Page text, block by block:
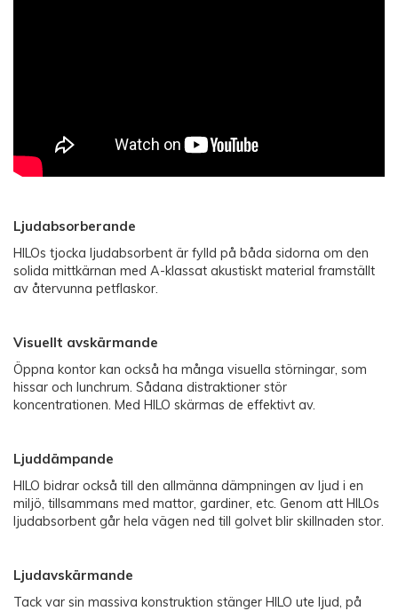
Ljudabsorberande
HILOs tjocka ljudabsorbent är fylld på båda sidorna om den
solida mittkärnan med A-klassat akustiskt material framställt
av återvunna petflaskor.
Visuellt avskärmande
Öppna kontor kan också ha många visuella störningar, som
hissar och lunchrum. Sådana distraktioner stör
koncentrationen. Med HILO skärmas de effektivt av.
Ljuddämpande
HILO bidrar också till den allmänna dämpningen av ljud i en
miljö, tillsammans med mattor, gardiner, etc. Genom att HILOs
ljudabsorbent går hela vägen ned till golvet blir skillnaden stor.
Ljudavskärmande
Tack var sin massiva konstruktion stänger HILO ute ljud, på